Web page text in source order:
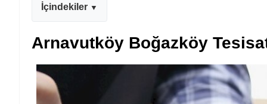
İçindekiler
Arnavutköy Boğazköy